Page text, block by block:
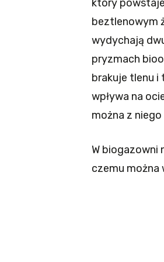
który
beztlenowym
wydychają
pryzmach
brakuje tlenu
wpływa na
można z
W biogazowni
czemu można